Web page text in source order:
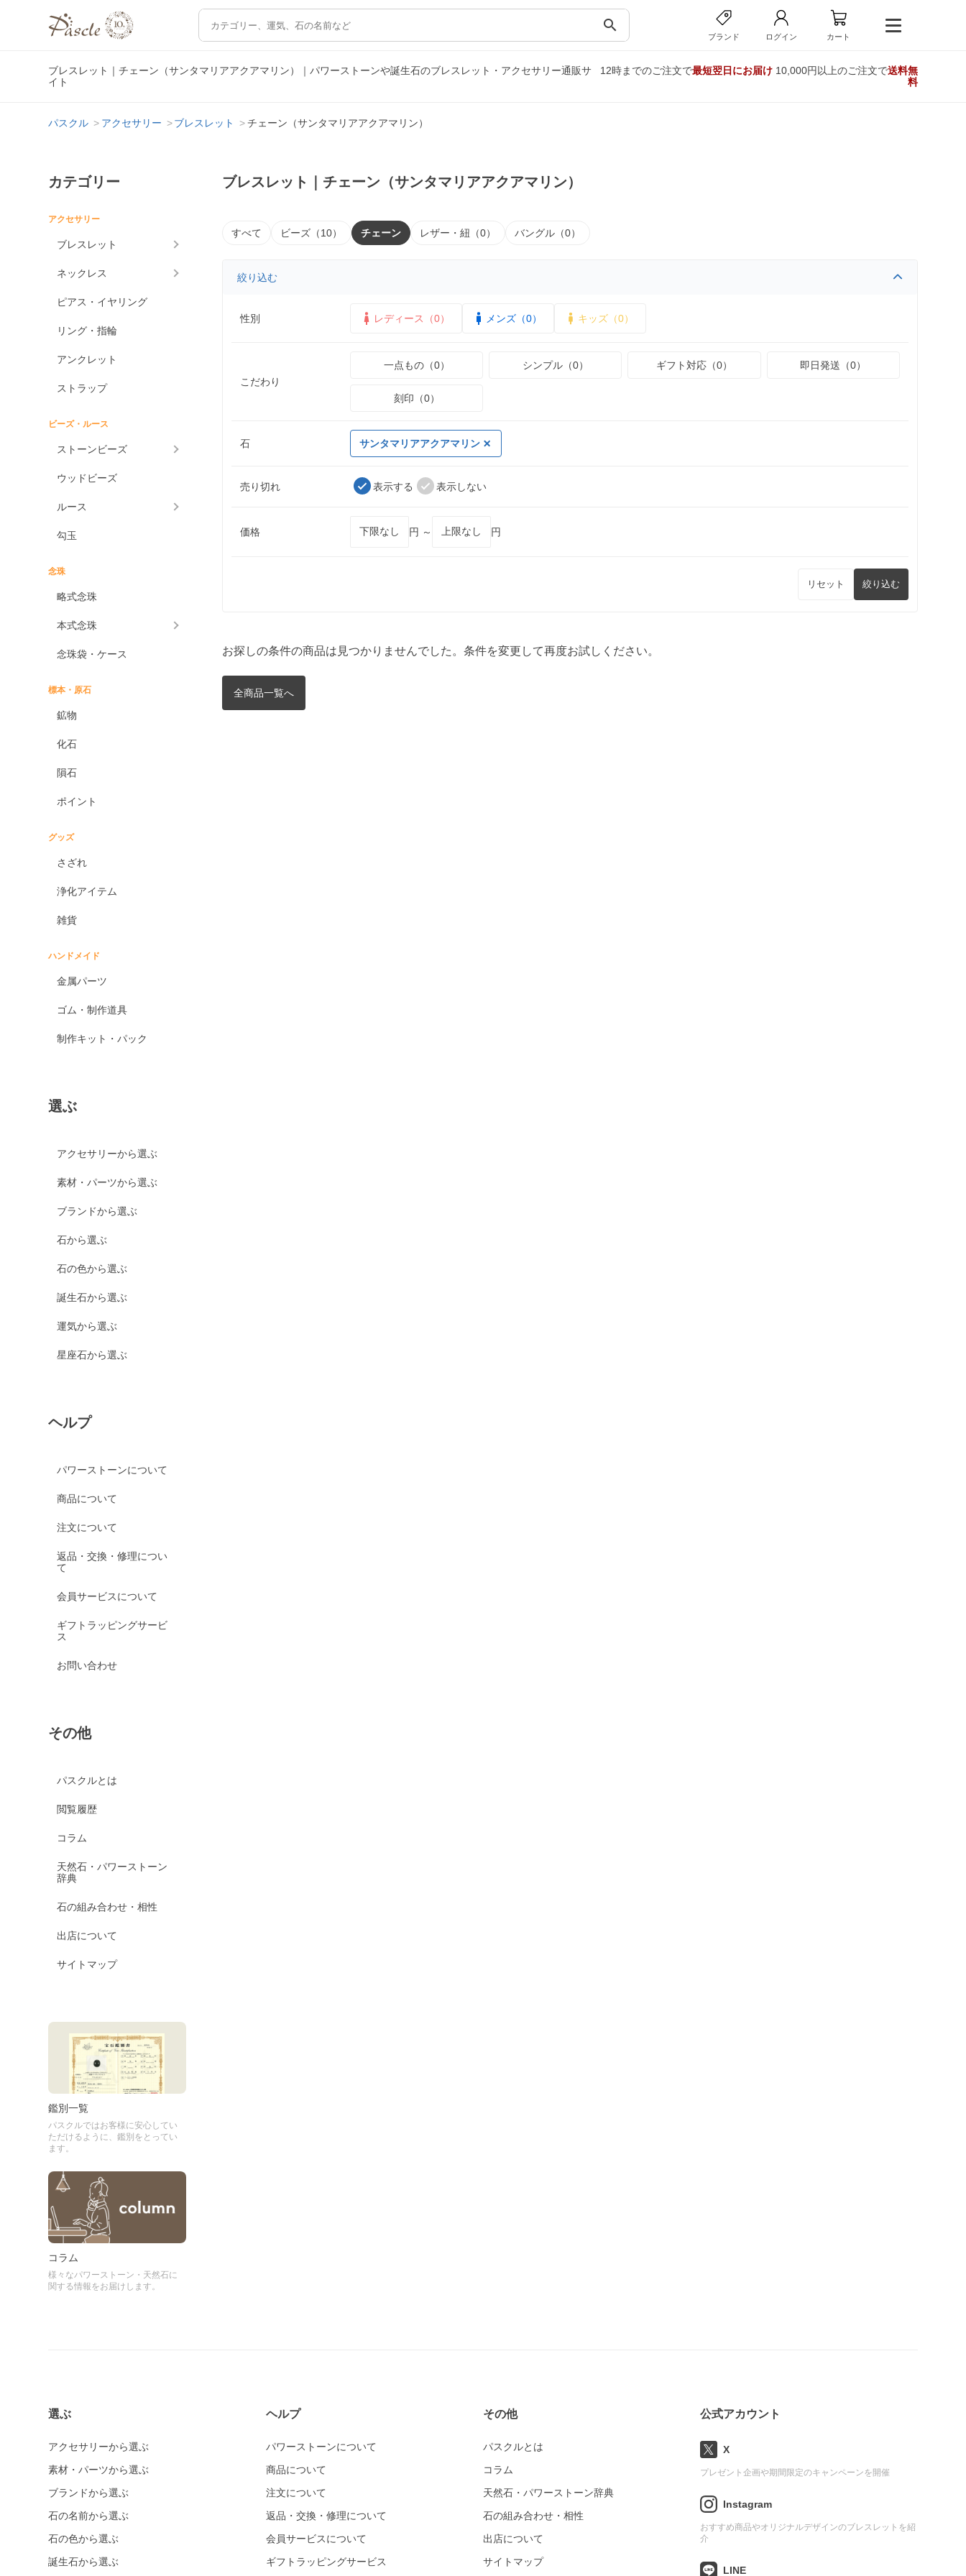
search
ブランド ログイン カート
ブレスレット｜チェーン（サンタマリアアクアマリン）｜パワーストーンや誕生石のブレスレット・アクセサリー通販サ
イト
12時までのご注文で最短翌日にお届け10,000円以上のご注文で送料無
料
パスクル アクセサリー ブレスレット チェーン（サンタマリアアクアマリン）
カテゴリー
アクセサリー
ブレスレット
ネックレス
ピアス・イヤリング
リング・指輪
アンクレット
ストラップ
ビーズ・ルース
ストーンビーズ
ウッドビーズ
ルース
勾玉
念珠
略式念珠
本式念珠
念珠袋・ケース
標本・原石
鉱物
化石
隕石
ポイント
グッズ
さざれ
浄化アイテム
雑貨
ハンドメイド
金属パーツ
ゴム・制作道具
制作キット・パック
選ぶ
アクセサリーから選ぶ
素材・パーツから選ぶ
ブランドから選ぶ
石から選ぶ
石の色から選ぶ
誕生石から選ぶ
運気から選ぶ
星座石から選ぶ
ヘルプ
パワーストーンについて
商品について
注文について
返品・交換・修理につい
て
会員サービスについて
ギフトラッピングサービ
ス
お問い合わせ
その他
パスクルとは
閲覧履歴
コラム
天然石・パワーストーン
辞典
石の組み合わせ・相性
出店について
サイトマップ
鑑別一覧
パスクルではお客様に安心してい
ただけるように、鑑別をとってい
ます。
コラム
様々なパワーストーン・天然石に
関する情報をお届けします。
ブレスレット｜チェーン（サンタマリアアクアマリン）
すべて ビーズ（10） チェーン レザー・紐（0） バングル（0）
絞り込む
性別 レディース（0） メンズ（0） キッズ（0）
こだわり
一点もの（0） シンプル（0） ギフト対応（0） 即日発送（0）
刻印（0）
石 サンタマリアアクアマリン
売り切れ 表示する 表示しない
価格 円 ～ 円
リセット 絞り込む
お探しの条件の商品は見つかりませんでした。条件を変更して再度お試しください。
全商品一覧へ
選ぶ
アクセサリーから選ぶ
素材・パーツから選ぶ
ブランドから選ぶ
石の名前から選ぶ
石の色から選ぶ
誕生石から選ぶ
ヘルプ
パワーストーンについて
商品について
注文について
返品・交換・修理について
会員サービスについて
ギフトラッピングサービス
その他
パスクルとは
コラム
天然石・パワーストーン辞典
石の組み合わせ・相性
出店について
サイトマップ
公式アカウント
X
プレゼント企画や期間限定のキャンペーンを開催
Instagram
おすすめ商品やオリジナルデザインのブレスレットを紹
介
LINE